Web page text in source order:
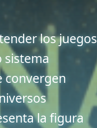
los juegos
sistema
convergen
la figura